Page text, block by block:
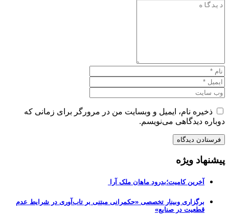
ذخیره نام، ایمیل و وبسایت من در مرورگر برای زمانی که
دوباره دیدگاهی می‌نویسم.
پیشنهاد ویژه
آخرین کامیت؛بدرود ماهان ملک آرا
برگزاری وبینار تخصصی «حکمرانی مبتنی بر تاب‌آوری در شرایط عدم
قطعیت در صنایع»